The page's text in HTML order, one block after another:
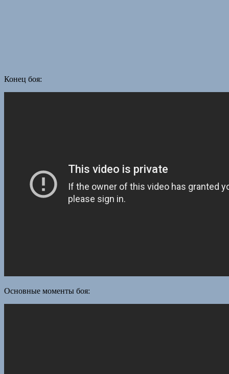
Конец боя:
Основные моменты боя: